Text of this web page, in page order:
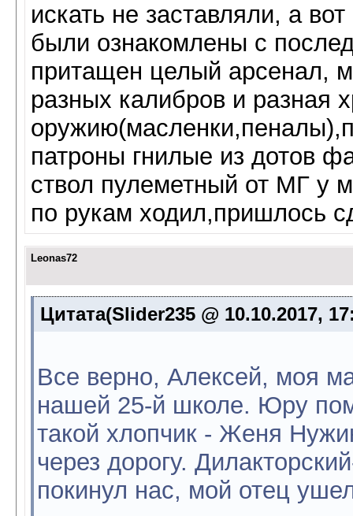
искать не заставляли, а
были ознакомлены с
притащен целый арсенал,
разных калибров и разная
патроны гнилые из дотов
ствол пулеметный от МГ у
по рукам ходил,пришлось
Leonas72
Цитата(Slider235 @ 10.10.2017,
Все верно, Алексей, моя
нашей 25-й школе. Юру
такой хлопчик - Женя
через дорогу.
покинул нас, мой отец